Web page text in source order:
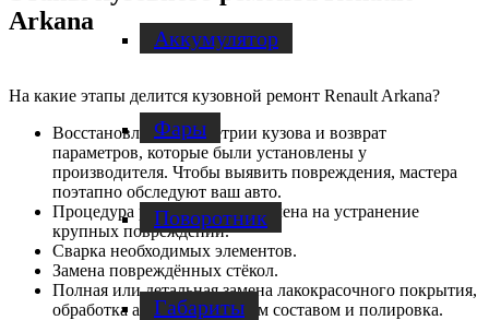
Аккумулятор
Фары
Поворотник
Габариты
Arkana
На какие этапы делится кузовной ремонт Renault Arkana?
Восстановление геометрии кузова и возврат
параметров, которые были установлены у
производителя. Чтобы выявить повреждения, мастера
поэтапно обследуют ваш авто.
Процедура рихтовки. Направлена на устранение
крупных повреждений.
Сварка необходимых элементов.
Замена повреждённых стёкол.
Полная или детальная замена лакокрасочного покрытия,
обработка антикоррозийным составом и полировка.